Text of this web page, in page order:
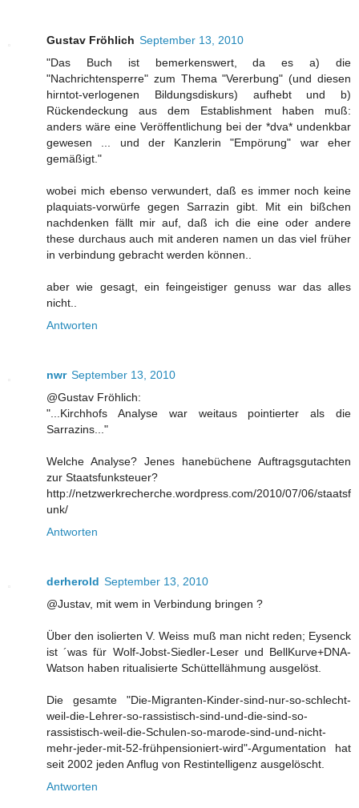
Gustav Fröhlich September 13, 2010
"Das Buch ist bemerkenswert, da es a) die
"Nachrichtensperre" zum Thema "Vererbung" (und diesen
hirntot-verlogenen Bildungsdiskurs) aufhebt und b)
Rückendeckung aus dem Establishment haben muß:
anders wäre eine Veröffentlichung bei der *dva* undenkbar
gewesen ... und der Kanzlerin "Empörung" war eher
gemäßigt."
wobei mich ebenso verwundert, daß es immer noch keine
plaquiats-vorwürfe gegen Sarrazin gibt. Mit ein bißchen
nachdenken fällt mir auf, daß ich die eine oder andere
these durchaus auch mit anderen namen un das viel früher
in verbindung gebracht werden können..
aber wie gesagt, ein feingeistiger genuss war das alles
nicht..
Antworten
nwr September 13, 2010
@Gustav Fröhlich:
"...Kirchhofs Analyse war weitaus pointierter als die
Sarrazins..."
Welche Analyse? Jenes hanebüchene Auftragsgutachten
zur Staatsfunksteuer?
http://netzwerkrecherche.wordpress.com/2010/07/06/staatsf
unk/
Antworten
derherold September 13, 2010
@Justav, mit wem in Verbindung bringen ?
Über den isolierten V. Weiss muß man nicht reden; Eysenck
ist ´was für Wolf-Jobst-Siedler-Leser und BellKurve+DNA-
Watson haben ritualisierte Schüttellähmung ausgelöst.
Die gesamte "Die-Migranten-Kinder-sind-nur-so-schlecht-
weil-die-Lehrer-so-rassistisch-sind-und-die-sind-so-
rassistisch-weil-die-Schulen-so-marode-sind-und-nicht-
mehr-jeder-mit-52-frühpensioniert-wird"-Argumentation hat
seit 2002 jeden Anflug von Restintelligenz ausgelöscht.
Antworten